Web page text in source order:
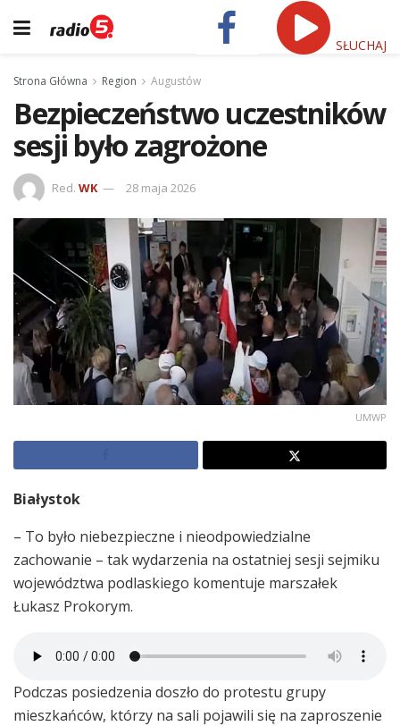
SŁUCHAJ
Strona Główna Region Augustów
Bezpieczeństwo uczestników
sesji było zagrożone
Red. WK 28 maja 2026
UMWP
Białystok
– To było niebezpieczne i nieodpowiedzialne
zachowanie – tak wydarzenia na ostatniej sesji sejmiku
województwa podlaskiego komentuje marszałek
Łukasz Prokorym.
Podczas posiedzenia doszło do protestu grupy
mieszkańców, którzy na sali pojawili się na zaproszenie